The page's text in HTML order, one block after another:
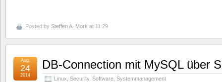
Posted by Steffen A. Mork at 11:29
DB-Connection mit MySQL über
Linux Security, Software Systemmanagement
Aug.
24
2014